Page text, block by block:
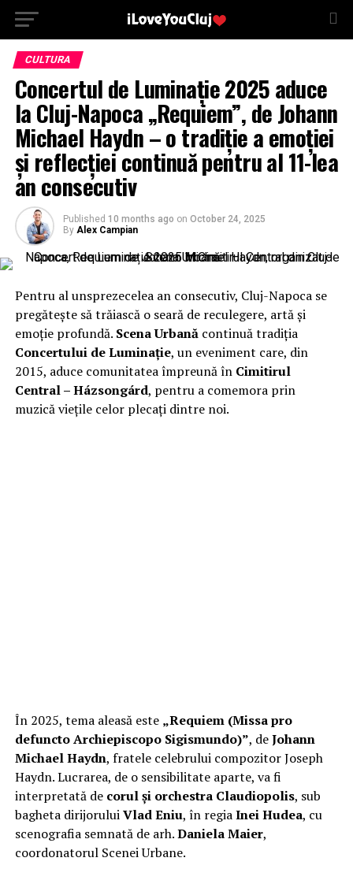
CULTURA
Concertul de Luminație 2025 aduce
la Cluj-Napoca „Requiem”, de Johann
Michael Haydn – o tradiție a emoției
și reflecției continuă pentru al 11-lea
an consecutiv
Published 10 months ago on October 24, 2025
By Alex Campian
Pentru al unsprezecelea an consecutiv, Cluj-Napoca se
pregătește să trăiască o seară de reculegere, artă și
emoție profundă. Scena Urbanăcontinuă tradiția
Concertului de Luminație, un eveniment care, din
2015, aduce comunitatea împreună în Cimitirul
Central – Házsongárd, pentru a comemora prin
muzică viețile celor plecați dintre noi.
În 2025, tema aleasă este „Requiem (Missa pro
defuncto Archiepiscopo Sigismundo)”, deJohann
Michael Haydn, fratele celebrului compozitor Joseph
Haydn. Lucrarea, de o sensibilitate aparte, va fi
interpretată de corul și orchestra Claudiopolis, sub
bagheta dirijoruluiVlad Eniu, în regiaInei Hudea, cu
scenografia semnată de arh.Daniela Maier,
coordonatorul Scenei Urbane.